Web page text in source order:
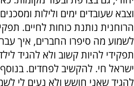
וצבא שעובדים ימים ולילות
הרוחנית נותנת כוחות לחיים.
לשמוע מה סיפרו החברים, איך
תפקידי להיות קשוב ולא להגיד
ישראל חי. להקשיב לפחדים.
להגיד שאני חושש ולא נעים לי